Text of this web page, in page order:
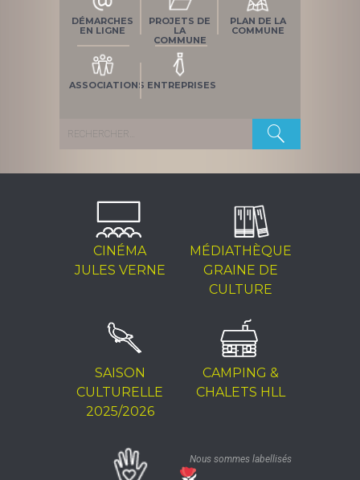
DÉMARCHES
EN LIGNE
PROJETS DE
LA
COMMUNE
PLAN DE LA
COMMUNE
ASSOCIATIONS ENTREPRISES
Rechercher :
CINÉMA
JULES VERNE
MÉDIATHÈQUE
GRAINE DE
CULTURE
SAISON
CULTURELLE
2025/2026
CAMPING &
CHALETS HLL
Nous sommes labellisés